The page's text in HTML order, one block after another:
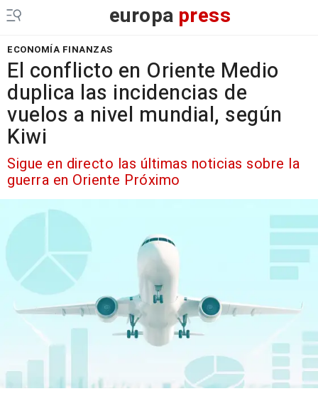
europa press
ECONOMÍA FINANZAS
El conflicto en Oriente Medio
duplica las incidencias de
vuelos a nivel mundial, según
Kiwi
Sigue en directo las últimas noticias sobre la
guerra en Oriente Próximo